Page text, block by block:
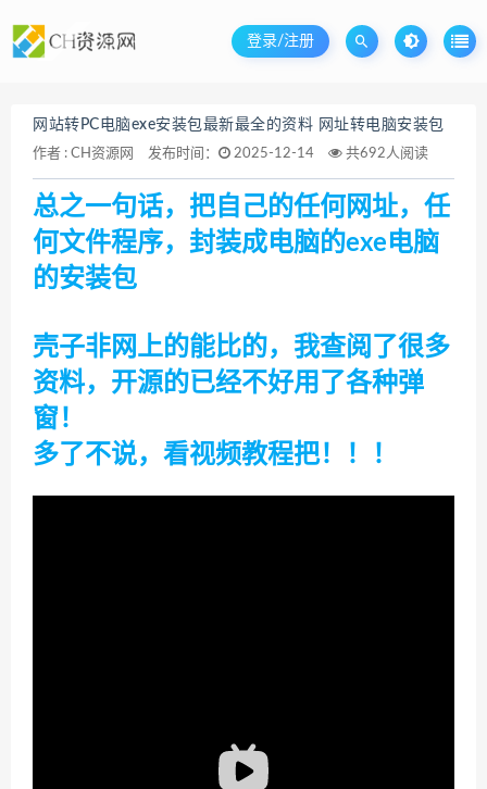
登录/注册
网站转PC电脑exe安装包最新最全的资料 网址转电脑安装包
作者 : CH资源网 发布时间： 2025-12-14 共692人阅读
总之一句话，把自己的任何网址，任
何文件程序，封装成电脑的exe电脑
的安装包
壳子非网上的能比的，我查阅了很多
资料，开源的已经不好用了各种弹
窗！
多了不说，看视频教程把！！！